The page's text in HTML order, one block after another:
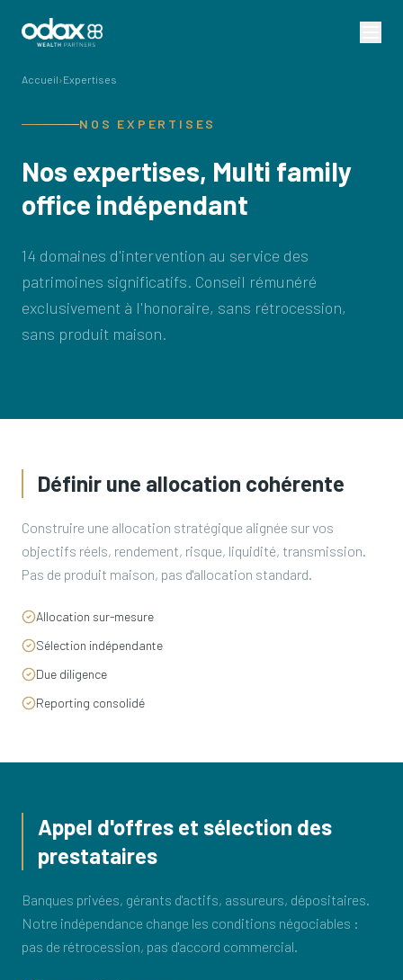
Accueil›Expertises
NOS EXPERTISES
Nos expertises, Multi family
office indépendant
14 domaines d'intervention au service des
patrimoines significatifs. Conseil rémunéré
exclusivement à l'honoraire, sans rétrocession,
sans produit maison.
Définir une allocation cohérente
Construire une allocation stratégique alignée sur vos
objectifs réels, rendement, risque, liquidité, transmission.
Pas de produit maison, pas d'allocation standard.
Allocation sur-mesure
Sélection indépendante
Due diligence
Reporting consolidé
Appel d'offres et sélection des
prestataires
Banques privées, gérants d'actifs, assureurs, dépositaires.
Notre indépendance change les conditions négociables :
pas de rétrocession, pas d'accord commercial.